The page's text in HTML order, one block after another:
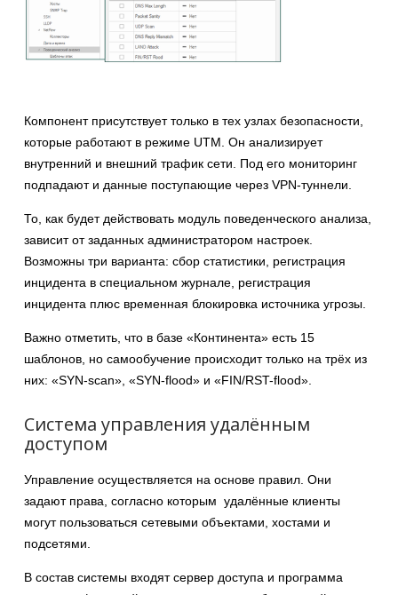
Компонент присутствует только в тех узлах безопасности,
которые работают в режиме UTM. Он анализирует
внутренний и внешний трафик сети. Под его мониторинг
подпадают и данные поступающие через VPN-туннели.
То, как будет действовать модуль поведенческого анализа,
зависит от заданных администратором настроек.
Возможны три варианта: сбор статистики, регистрация
инцидента в специальном журнале, регистрация
инцидента плюс временная блокировка источника угрозы.
Важно отметить, что в базе «Континента» есть 15
шаблонов, но самообучение происходит только на трёх из
них: «SYN-scan», «SYN-flood» и «FIN/RST-flood».
Система управления удалённым
доступом
Управление осуществляется на основе правил. Они
задают права, согласно которым удалённые клиенты
могут пользоваться сетевыми объектами, хостами и
подсетями.
В состав системы входят сервер доступа и программа